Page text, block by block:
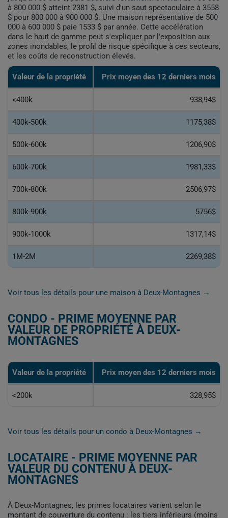
à 800 000 $ atteint 2381 $, suivi d'un saut spectaculaire à 3558
$ pour 800 000 à 900 000 $. Une maison représentative de 500
000 à 600 000 $ paie 1533 $ par année. Cette accélération
dans le haut de gamme peut s'expliquer par l'exposition aux
zones inondables, le profil de risque spécifique à ces secteurs,
et les coûts de reconstruction élevés.
Valeur de la propriété Prix moyen des 12 derniers mois
<400k 938,94$
400k-500k 1175,38$
500k-600k 1206,90$
600k-700k 1981,33$
700k-800k 2506,97$
800k-900k 5756$
900k-1000k 1317,14$
1M-2M 2269,38$
Voir tous les détails pour une maison à Deux-Montagnes →
CONDO - PRIME MOYENNE PAR
VALEUR DE PROPRIÉTÉ À DEUX-
MONTAGNES
Valeur de la propriété Prix moyen des 12 derniers mois
<200k 328,95$
Voir tous les détails pour un condo à Deux-Montagnes →
LOCATAIRE - PRIME MOYENNE PAR
VALEUR DU CONTENU À DEUX-
MONTAGNES
À Deux-Montagnes, les primes locataires varient selon le
montant de couverture du contenu : les tiers inférieurs (moins